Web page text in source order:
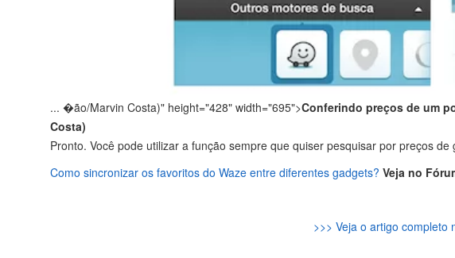
... �ão/Marvin Costa)" height="428" width="695">Conferindo preços de um
Costa)
Pronto. Você pode utilizar a função sempre que quiser pesquisar por preços
Como sincronizar os favoritos do Waze entre diferentes gadgets? Veja no
>>> Veja o artigo completo